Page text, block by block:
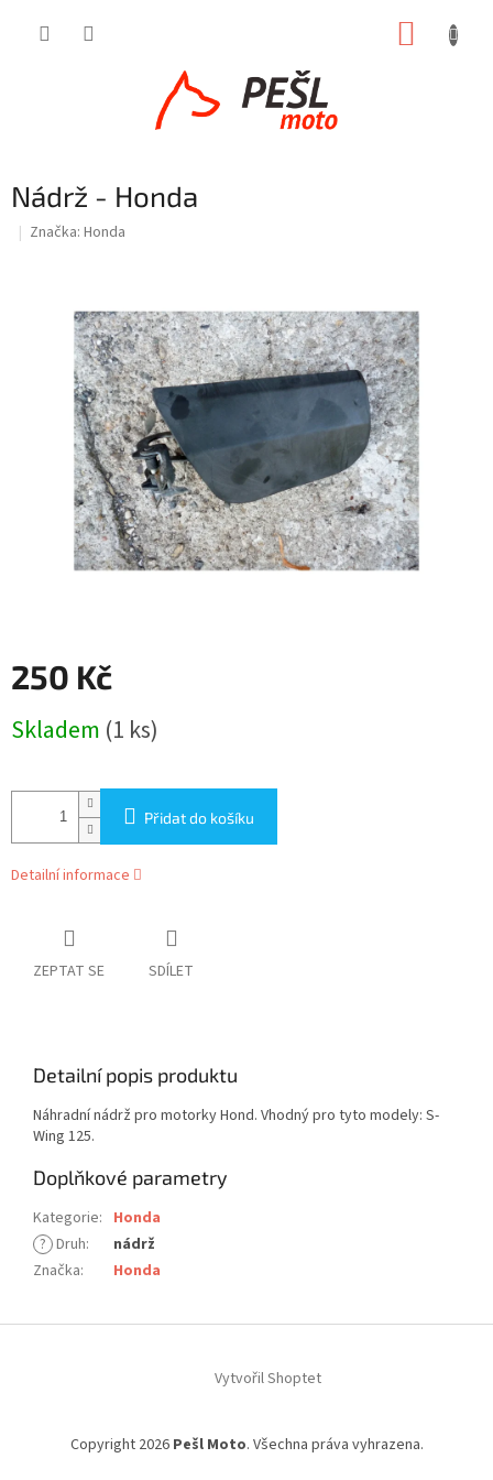
Nádrž - Honda
Značka: Honda
250 Kč
cena:
Skladem (1 ks)
Přidat do košíku
Detailní informace
ZEPTAT SE SDÍLET
Detailní popis produktu
Náhradní nádrž pro motorky Hond. Vhodný pro tyto modely: S-
Wing 125.
Doplňkové parametry
Kategorie: Honda
? Druh:
nádrž
Značka: Honda
Vytvořil Shoptet
Copyright 2026 Pešl Moto. Všechna práva vyhrazena.